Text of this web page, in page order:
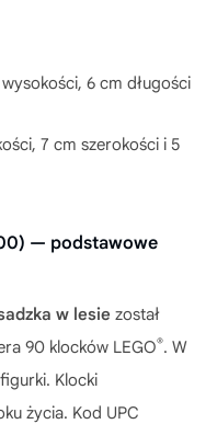
6 cm długości
7 cm szerokości i 5
— podstawowe
w lesie został
90 klocków LEGO®. W
Klocki
życia. Kod UPC